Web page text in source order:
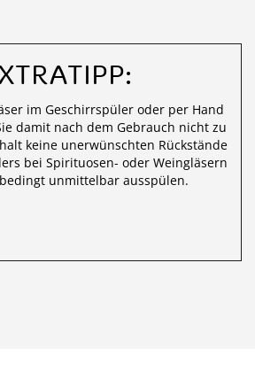
im Geschirrspüler oder per Hand
damit nach dem Gebrauch nicht zu
keine unerwünschten Rückstände
bei Spirituosen- oder Weingläsern
unmittelbar ausspülen.